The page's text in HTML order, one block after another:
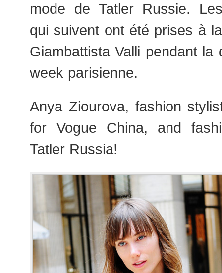
mode de Tatler Russie.
qui suivent ont été prises à
Giambattista Valli pendant la
week parisienne.
Anya Ziourova, fashion
for Vogue China, and
Tatler Russia!